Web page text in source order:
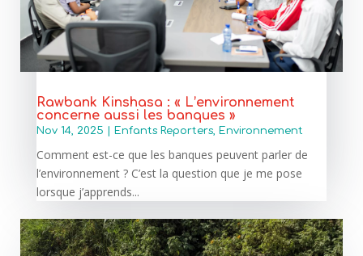
Rawbank Kinshasa : « L’environnement
concerne aussi les banques »
Nov 14, 2025 Enfants Reporters, Environnement
Comment est-ce que les banques peuvent parler de
l’environnement ? C’est la question que je me pose
lorsque j’apprends...